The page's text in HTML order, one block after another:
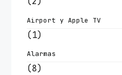
Airport y Apple TV
(1)
Alarmas
(8)